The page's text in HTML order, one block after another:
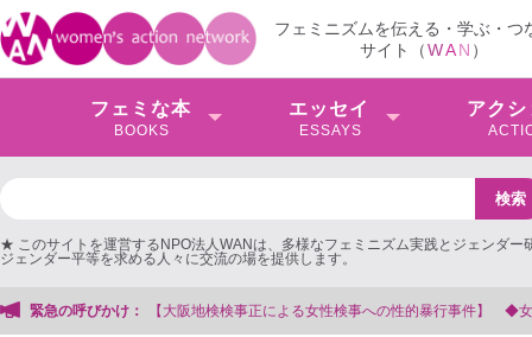
フェミニズムを伝える・学ぶ・つ
サイト（WAN ）
フェミな本
BOOKS
エッセイ
ESSAYS
アクシ
★ このサイトを運営するNPO法人WANは、多様なフェミニズム実践とジェンダー
ジェンダー平等を求める人々に交流の場を提供します。
緊急の呼びかけ：
援する会事務局